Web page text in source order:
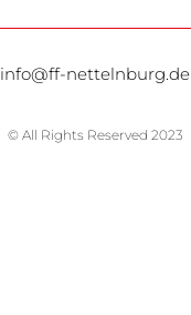
info@ff-nettelnburg.de
© All Rights Reserved 2023